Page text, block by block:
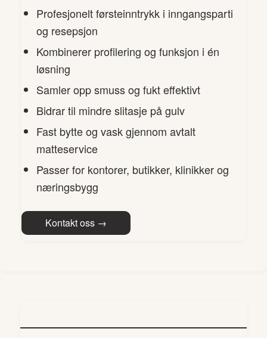
Profesjonelt førsteinntrykk i inngangsparti
og resepsjon
Kombinerer profilering og funksjon i én
løsning
Samler opp smuss og fukt effektivt
Bidrar til mindre slitasje på gulv
Fast bytte og vask gjennom avtalt
matteservice
Passer for kontorer, butikker, klinikker og
næringsbygg
Kontakt oss →